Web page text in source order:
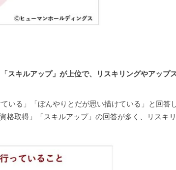
スキルアップ」が上位で、リスキリングやアップ
いる」「ぼんやりとだが思い描けている」と回答
格取得」「スキルアップ」の回答が多く、リスキ